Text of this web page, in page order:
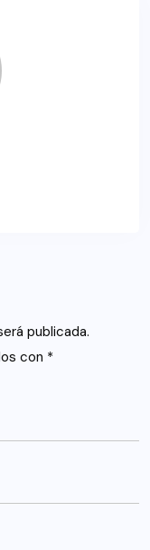
publicada.
con *